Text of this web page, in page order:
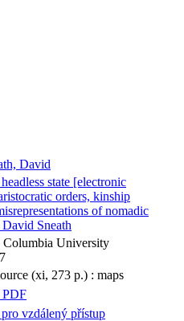
David
state [electronic
orders, kinship
of nomadic
Sneath
University
(xi, 273 p.) : maps
PDF
vzdálený přístup